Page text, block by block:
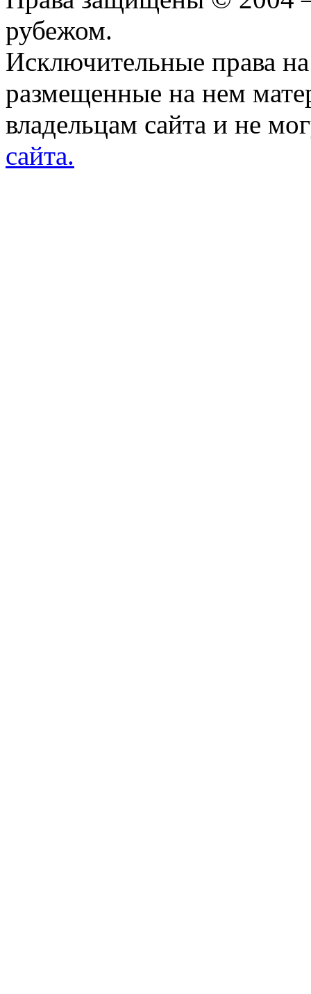
рубежом.
Исключительные права
размещенные на нем
владельцам сайта и не
сайта.